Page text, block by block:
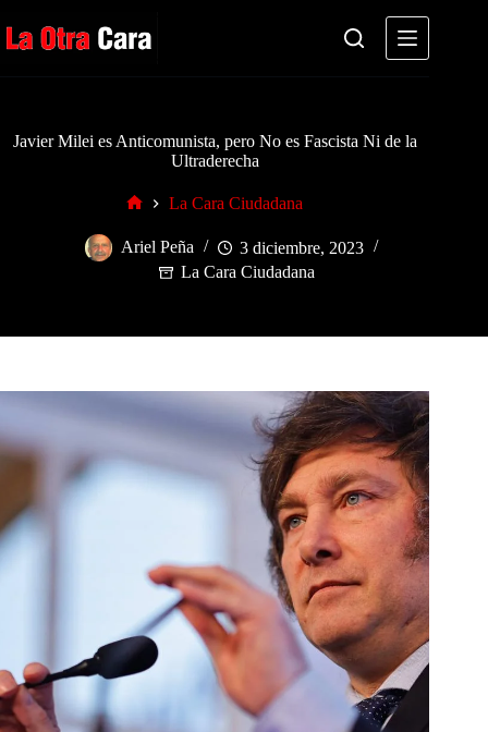
al
contenido
Javier Milei es Anticomunista, pero No es Fascista Ni de la
Ultraderecha
La Cara Ciudadana
Ariel Peña
3 diciembre, 2023
La Cara Ciudadana